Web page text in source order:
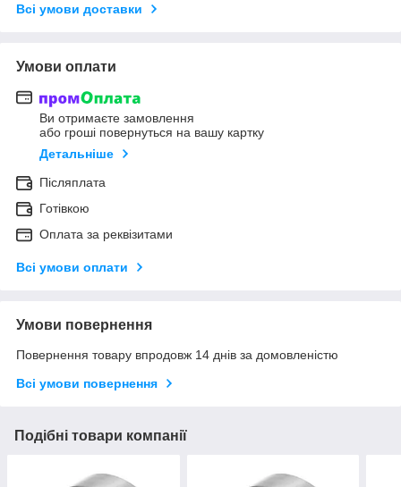
Всі умови доставки
Умови оплати
Ви отримаєте замовлення
або гроші повернуться на вашу картку
Детальніше
Післяплата
Готівкою
Оплата за реквізитами
Всі умови оплати
Умови повернення
Повернення товару впродовж 14 днів за домовленістю
Всі умови повернення
Подібні товари компанії